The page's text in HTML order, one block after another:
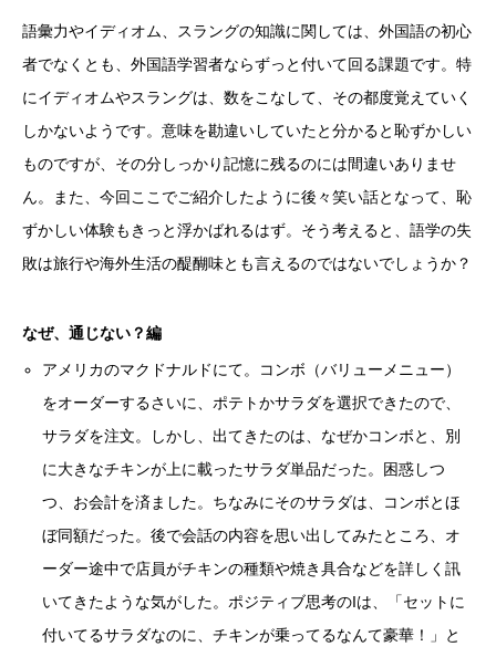
語彙力やイディオム、スラングの知識に関しては、外国語の初心
者でなくとも、外国語学習者ならずっと付いて回る課題です。特
にイディオムやスラングは、数をこなして、その都度覚えていく
しかないようです。意味を勘違いしていたと分かると恥ずかしい
ものですが、その分しっかり記憶に残るのには間違いありませ
ん。また、今回ここでご紹介したように後々笑い話となって、恥
ずかしい体験もきっと浮かばれるはず。そう考えると、語学の失
敗は旅行や海外生活の醍醐味とも言えるのではないでしょうか？
なぜ、通じない？編
アメリカのマクドナルドにて。コンボ（バリューメニュー）
をオーダーするさいに、ポテトかサラダを選択できたので、
サラダを注文。しかし、出てきたのは、なぜかコンボと、別
に大きなチキンが上に載ったサラダ単品だった。困惑しつ
つ、お会計を済ました。ちなみにそのサラダは、コンボとほ
ぼ同額だった。後で会話の内容を思い出してみたところ、オ
ーダー途中で店員がチキンの種類や焼き具合などを詳しく訊
いてきたような気がした。ポジティブ思考のIは、「セットに
付いてるサラダなのに、チキンが乗ってるなんて豪華！」と